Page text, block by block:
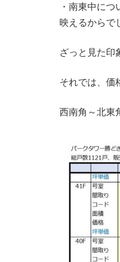
・南東中に
映えるからで
ざっと見た印
それでは、価
西南角～北東